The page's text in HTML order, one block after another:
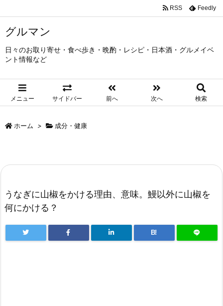
グルマン
日々のお取り寄せ・食べ歩き・晩酌・レシピ・日本酒・グルメイベ
ント情報など
メニュー サイドバー 前へ 次へ 検索
RSS Feedly
ホーム > 成分・健康
うなぎに山椒をかける理由、意味。鰻以外に山椒を
何にかける？
B!